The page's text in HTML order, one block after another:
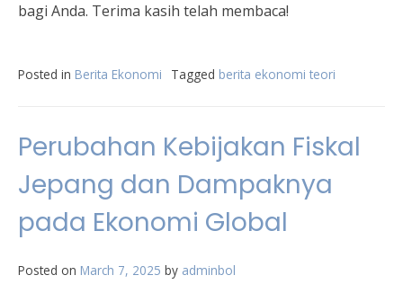
bagi Anda. Terima kasih telah membaca!
Posted in Berita Ekonomi Tagged berita ekonomi teori
Perubahan Kebijakan Fiskal
Jepang dan Dampaknya
pada Ekonomi Global
Posted on March 7, 2025 by adminbol